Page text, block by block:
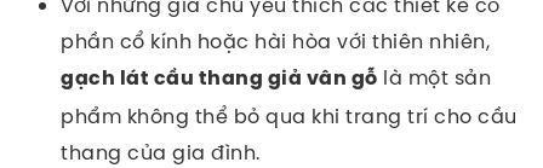
phần cổ kính hoặc hài hòa với thiên nhiên,
gạch lát cầu thang giả vân gỗ là một sản
phẩm không thể bỏ qua khi trang trí cho cầu
thang của gia đình.